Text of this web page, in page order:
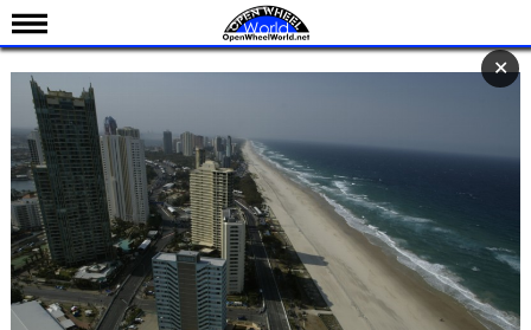
Nieuws
Kalender
Uitslagen
Standen
Coureurs
Teams
IndyCar 101
✕
✕